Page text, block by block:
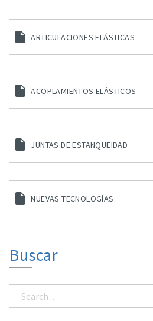
ARTICULACIONES ELÁSTICAS
ACOPLAMIENTOS ELÁSTICOS
JUNTAS DE ESTANQUEIDAD
NUEVAS TECNOLOGÍAS
Buscar